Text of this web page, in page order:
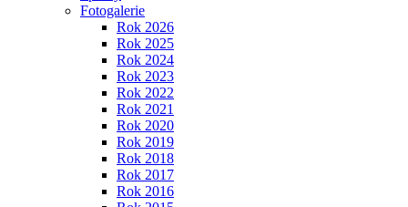
Fotogalerie
Rok 2026
Rok 2025
Rok 2024
Rok 2023
Rok 2022
Rok 2021
Rok 2020
Rok 2019
Rok 2018
Rok 2017
Rok 2016